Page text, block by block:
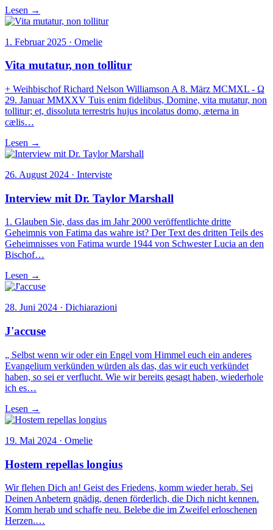
Lesen →
1. Februar 2025 · Omelie
Vita mutatur, non tollitur
+ Weihbischof Richard Nelson Williamson A 8. März MCMXL - Ω
29. Januar MMXXV Tuis enim fidelibus, Domine, vita mutatur, non
tollitur; et, dissoluta terrestris hujus incolatus domo, æterna in
cælis…
Lesen →
26. August 2024 · Interviste
Interview mit Dr. Taylor Marshall
1. Glauben Sie, dass das im Jahr 2000 veröffentlichte dritte
Geheimnis von Fatima das wahre ist? Der Text des dritten Teils des
Geheimnisses von Fatima wurde 1944 von Schwester Lucia an den
Bischof…
Lesen →
28. Juni 2024 · Dichiarazioni
J'accuse
„ Selbst wenn wir oder ein Engel vom Himmel euch ein anderes
Evangelium verkünden würden als das, das wir euch verkündet
haben, so sei er verflucht. Wie wir bereits gesagt haben, wiederhole
ich es…
Lesen →
19. Mai 2024 · Omelie
Hostem repellas longius
Wir flehen Dich an! Geist des Friedens, komm wieder herab. Sei
Deinen Anbetern gnädig, denen förderlich, die Dich nicht kennen.
Komm herab und schaffe neu. Belebe die im Zweifel erloschenen
Herzen.…